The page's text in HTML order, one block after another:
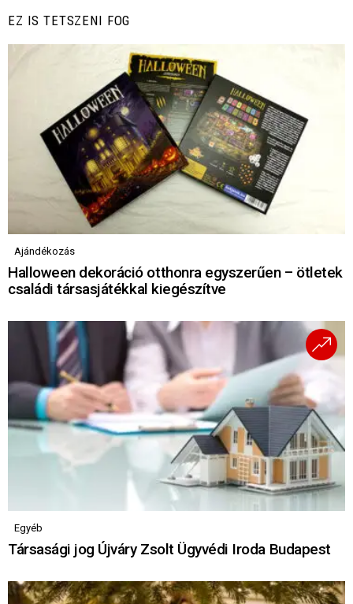
EZ IS TETSZENI FOG
Ajándékozás
Halloween dekoráció otthonra egyszerűen – ötletek
családi társasjátékkal kiegészítve
Egyéb
Társasági jog Újváry Zsolt Ügyvédi Iroda Budapest